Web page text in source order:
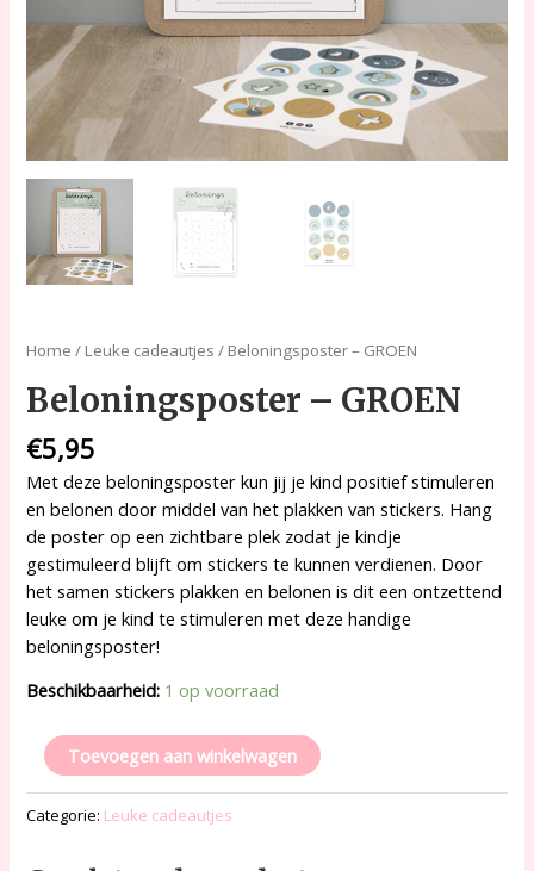
Home / Leuke cadeautjes / Beloningsposter – GROEN
Beloningsposter – GROEN
€5,95
Met deze beloningsposter kun jij je kind positief stimuleren
en belonen door middel van het plakken van stickers. Hang
de poster op een zichtbare plek zodat je kindje
gestimuleerd blijft om stickers te kunnen verdienen. Door
het samen stickers plakken en belonen is dit een ontzettend
leuke om je kind te stimuleren met deze handige
beloningsposter!
Beschikbaarheid: 1 op voorraad
Toevoegen aan winkelwagen
Categorie: Leuke cadeautjes